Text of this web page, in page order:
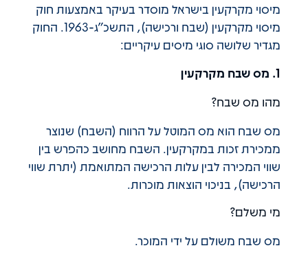
מיסוי מקרקעין בישראל מוסדר בעיקר באמצעות חוק
מיסוי מקרקעין (שבח ורכישה), התשכ"ג-1963. החוק
מגדיר שלושה סוגי מיסים עיקריים:
1. מס שבח מקרקעין
מהו מס שבח?
מס שבח הוא מס המוטל על הרווח (השבח) שנוצר
ממכירת זכות במקרקעין. השבח מחושב כהפרש בין
שווי המכירה לבין עלות הרכישה המתואמת (יתרת שווי
הרכישה), בניכוי הוצאות מוכרות.
מי משלם?
מס שבח משולם על ידי המוכר.